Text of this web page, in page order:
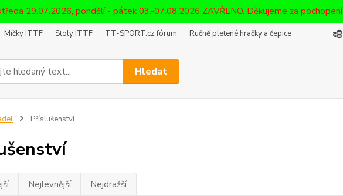
29.07.2026, pondělí - pátek 03.-07.08.2026 ZAVŘENO. Děkujeme za pochopení
Míčky ITTF Stoly ITTF TT-SPORT.cz fórum Ručně pletené hračky a čepice
Hledat
Příslušenství
Nejlevnější Nejdražší